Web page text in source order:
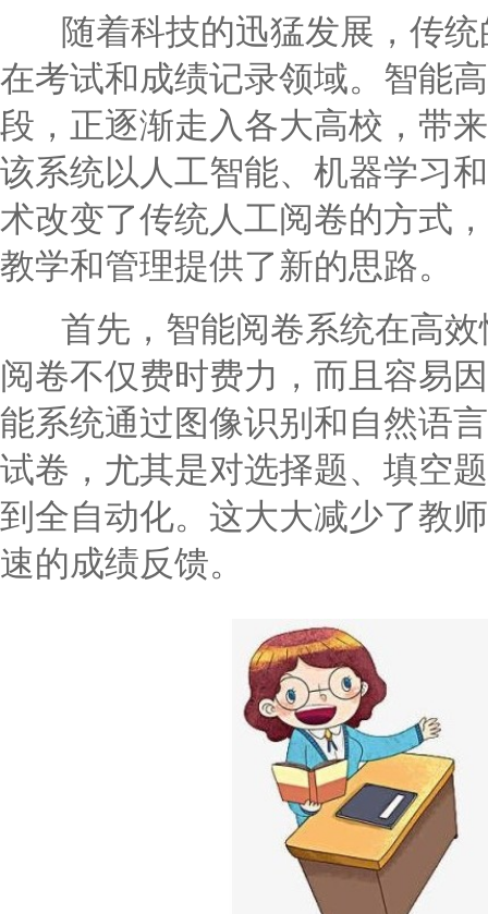
随着科技的迅猛发展，传统
在考试和成绩记录领域。智能
段，正逐渐走入各大高校，带
该系统以人工智能、机器学习
术改变了传统人工阅卷的方式
教学和管理提供了新的思路。
首先，智能阅卷系统在高效
阅卷不仅费时费力，而且容易
能系统通过图像识别和自然语
试卷，尤其是对选择题、填空
到全自动化。这大大减少了教
速的成绩反馈。